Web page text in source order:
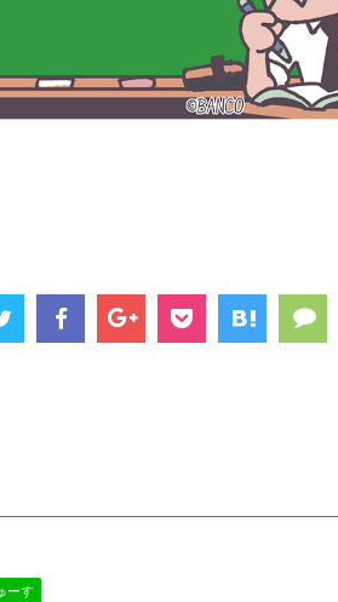
ーす